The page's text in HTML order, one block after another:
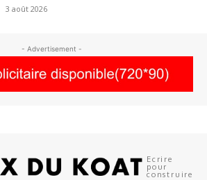
3 août 2026
- Advertisement -
Ecrire
pour
construire